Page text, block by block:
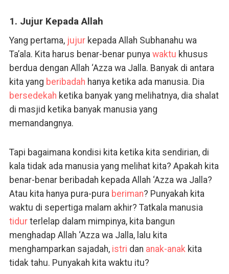
1. Jujur Kepada Allah
Yang pertama, jujurkepada Allah Subhanahu wa
Ta’ala. Kita harus benar-benar punya waktu khusus
berdua dengan Allah ‘Azza wa Jalla. Banyak di antara
kita yang beribadah hanya ketika ada manusia. Dia
bersedekah ketika banyak yang melihatnya, dia shalat
di masjid ketika banyak manusia yang
memandangnya.
Tapi bagaimana kondisi kita ketika kita sendirian, di
kala tidak ada manusia yang melihat kita? Apakah kita
benar-benar beribadah kepada Allah ‘Azza wa Jalla?
Atau kita hanya pura-pura beriman? Punyakah kita
waktu di sepertiga malam akhir? Tatkala manusia
tidurterlelap dalam mimpinya, kita bangun
menghadap Allah ‘Azza wa Jalla, lalu kita
menghamparkan sajadah, istri dan anak-anak kita
tidak tahu. Punyakah kita waktu itu?